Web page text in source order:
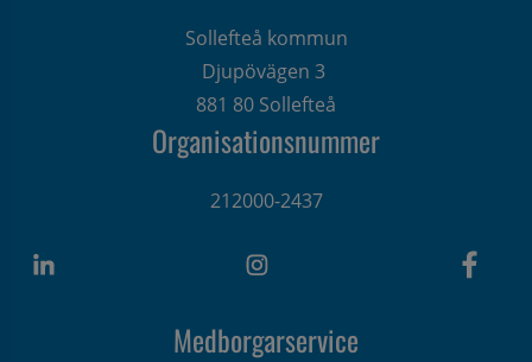
Sollefteå kommun
Djupövägen 3
881 80 Sollefteå
Organisationsnummer
212000-2437
Medborgarservice